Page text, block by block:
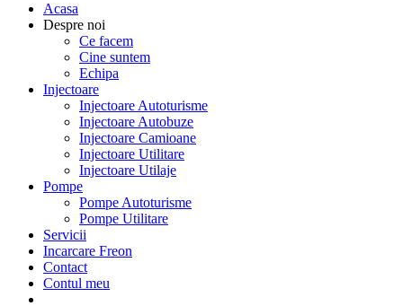
Acasa
Despre noi
Ce facem
Cine suntem
Echipa
Injectoare
Injectoare Autoturisme
Injectoare Autobuze
Injectoare Camioane
Injectoare Utilitare
Injectoare Utilaje
Pompe
Pompe Autoturisme
Pompe Utilitare
Servicii
Incarcare Freon
Contact
Contul meu